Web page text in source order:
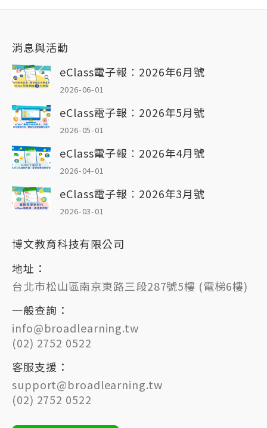
消息與活動
eClass電子報︰2026年6月號
2026-06-01
eClass電子報︰2026年5月號
2026-05-01
eClass電子報︰2026年4月號
2026-04-01
eClass電子報︰2026年3月號
2026-03-01
博文教育科技有限公司
地址：
台北市松山區南京東路三段287號5樓 (電梯6樓)
一般查詢：
info@broadlearning.tw
(02) 2752 0522
客服支援：
support@broadlearning.tw
(02) 2752 0522